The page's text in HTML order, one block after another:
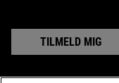
TILMELD MIG